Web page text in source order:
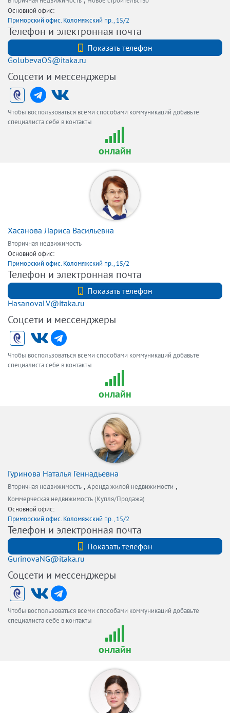
Основной офис:
Приморский офис. Коломяжский пр., 15/2
Телефон и электронная почта
Показать телефон
GolubevaOS@itaka.ru
Соцсети и мессенджеры
Чтобы воспользоваться всеми способами коммуникаций добавьте
специалиста себе в контакты
онлайн
Хасанова Лариса Васильевна
Вторичная недвижимость
Основной офис:
Приморский офис. Коломяжский пр., 15/2
Телефон и электронная почта
Показать телефон
HasanovaLV@itaka.ru
Соцсети и мессенджеры
Чтобы воспользоваться всеми способами коммуникаций добавьте
специалиста себе в контакты
онлайн
Гуринова Наталья Геннадьевна
Вторичная недвижимость , Аренда жилой недвижимости ,
Коммерческая недвижимость (Купля/Продажа)
Основной офис:
Приморский офис. Коломяжский пр., 15/2
Телефон и электронная почта
Показать телефон
GurinovaNG@itaka.ru
Соцсети и мессенджеры
Чтобы воспользоваться всеми способами коммуникаций добавьте
специалиста себе в контакты
онлайн